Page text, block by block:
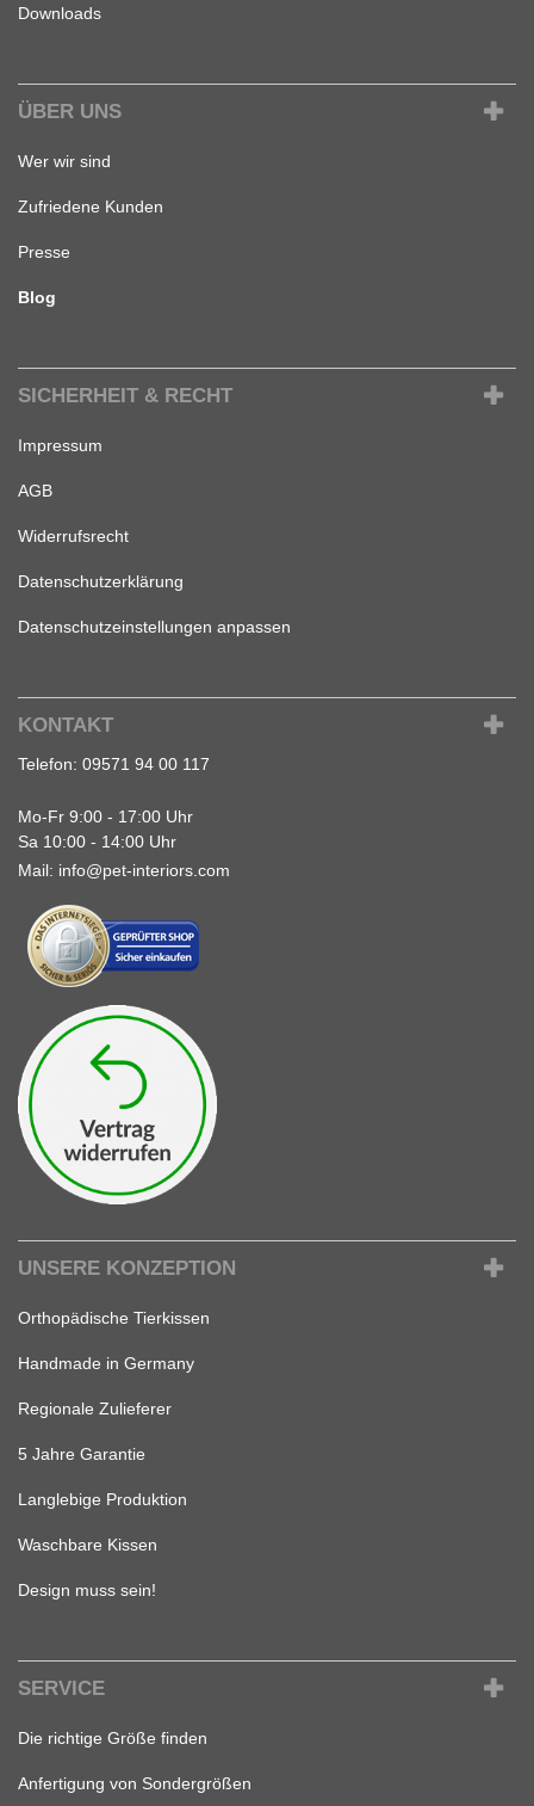
Downloads
ÜBER UNS
Wer wir sind
Zufriedene Kunden
Presse
Blog
SICHERHEIT & RECHT
Impressum
AGB
Widerrufsrecht
Datenschutzerklärung
Datenschutzeinstellungen anpassen
KONTAKT
Telefon: 09571 94 00 117
Mo-Fr 9:00 - 17:00 Uhr
Sa 10:00 - 14:00 Uhr
Mail: info@pet-interiors.com
UNSERE KONZEPTION
Orthopädische Tierkissen
Handmade in Germany
Regionale Zulieferer
5 Jahre Garantie
Langlebige Produktion
Waschbare Kissen
Design muss sein!
SERVICE
Die richtige Größe finden
Anfertigung von Sondergrößen